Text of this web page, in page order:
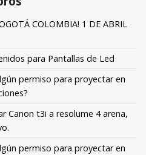
COLOMBIA! 1 DE ABRIL
para Pantallas de Led
permiso para proyectar en
Canon t3i a resolume 4 arena,
permiso para proyectar en